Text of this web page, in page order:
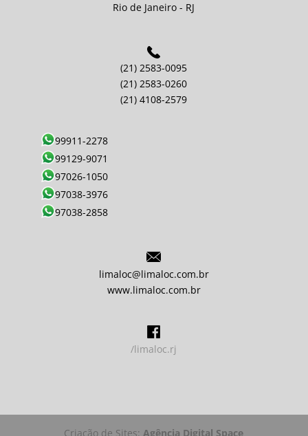
Rio de Janeiro - RJ
(21) 2583-0095
(21) 2583-0260
(21) 4108-2579
99911-2278
99129-9071
97026-1050
97038-3976
97038-2858
limaloc@limaloc.com.br
www.limaloc.com.br
/limaloc.rj
Criação de Sites: Agência Digital Space